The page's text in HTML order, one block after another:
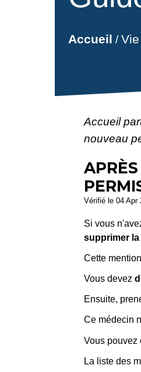
Accueil /
Accueil
nouveau
Vérifié le 04 Apr
Si vous
supprimer
Cette
Vous devez
Ensuite,
Ce médecin
Vous pouvez
La liste des